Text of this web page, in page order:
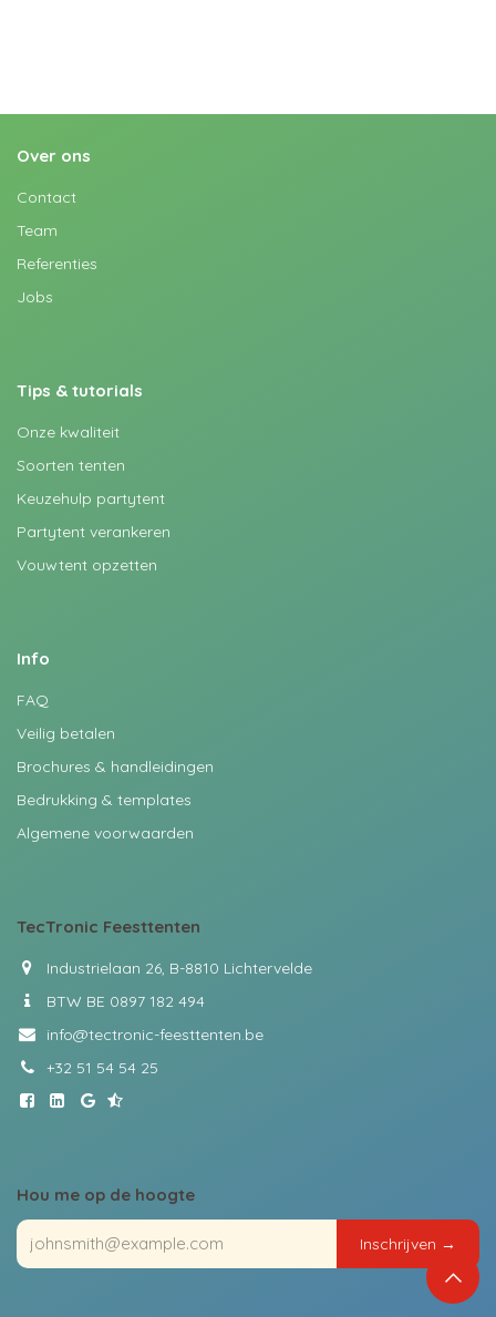
Over ons
Contact
Team
Referenties
Jobs
Tips & tutorials
Onze kwaliteit
Soorten tenten
Keuzehulp partytent
Partytent verankeren
Vouwtent opzetten
Info
FAQ
Veilig betalen
Brochures & handleidingen
Bedrukking & templates
Algemene voorwaarden
TecTronic Feesttenten
Industrielaan 26, B-8810 Lichtervelde
BTW BE 0897 182 494
info@tectronic-feesttenten.be
+32 51 54 54 25
Hou me op de hoogte
Insch​​r​​ijven ​​→